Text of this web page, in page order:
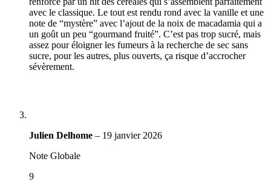
avec le classique. Le tout est rendu rond avec la vanille et une
note de “mystère” avec l’ajout de la noix de macadamia qui a
un goût un peu “gourmand fruité”. C’est pas trop sucré, mais
assez pour éloigner les fumeurs à la recherche de sec sans
sucre, pour les autres, plus ouverts, ça risque d’accrocher
sévèrement.
Julien Delhome – 19 janvier 2026
Note Globale
9